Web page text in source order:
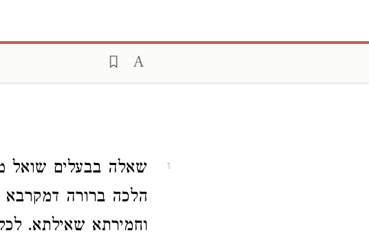
1
שאלה בבעלים שואל
הלכה ברורה דמקרבא
וחמירתא שאילתא.